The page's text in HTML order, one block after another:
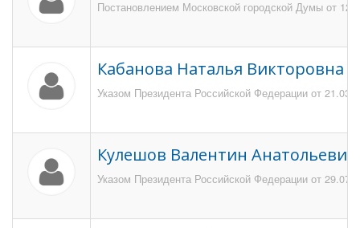
Постановлением Московской городской Думы от
Кабанова Наталья Викторовна
Указом Президента Российской Федерации от
Кулешов Валентин Анатольевич
Указом Президента Российской Федерации от